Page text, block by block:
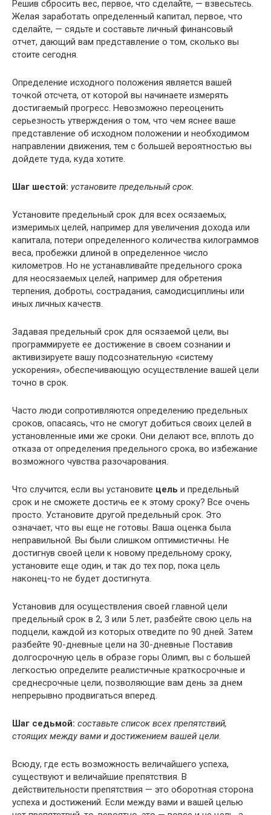
Решив сбросить вес, первое, что сделайте, — взвесьтесь.
Желая заработать определенный капитал, первое, что
сделайте, — сядьте и составьте личный финансовый
отчет, дающий вам представление о том, сколько вы
стоите сегодня.
Определение исходного положения является вашей
точкой отсчета, от которой вы начинаете измерять
достигаемый прогресс. Невозможно переоценить
серьезность утверждения о том, что чем яснее ваше
представление об исходном положении и необходимом
направлении движения, тем с большей вероятностью вы
дойдете туда, куда хотите.
Шаг шестой: установите предельный срок.
Установите предельный срок для всех осязаемых,
измеримых целей, например для увеличения дохода или
капитала, потери определенного количества килограммов
веса, пробежки длиной в определенное число
километров. Но не устанавливайте предельного срока
для неосязаемых целей, например для обретения
терпения, доброты, сострадания, самодисциплины или
иных личных качеств.
Задавая предельный срок для осязаемой цели, вы
программируете ее достижение в своем сознании и
активизируете вашу подсознательную «систему
ускорения», обеспечивающую осуществление вашей цели
точно в срок.
Часто люди сопротивляются определению предельных
сроков, опасаясь, что не смогут добиться своих целей в
установленные ими же сроки. Они делают все, вплоть до
отказа от определения предельного срока, во избежание
возможного чувства разочарования.
Что случится, если вы установите цель и предельный
срок и не сможете достичь ее к этому сроку? Все очень
просто. Установите другой предельный срок. Это
означает, что вы еще не готовы. Ваша оценка была
неправильной. Вы были слишком оптимистичны. Не
достигнув своей цели к новому предельному сроку,
установите еще один, и так до тех пор, пока цель
наконец-то не будет достигнута.
Установив для осуществления своей главной цели
предельный срок в 2, 3 или 5 лет, разбейте свою цель на
подцели, каждой из которых отведите по 90 дней. Затем
разбейте 90-дневные цели на 30-дневные Поставив
долгосрочную цель в образе горы Олимп, вы с большей
легкостью определите реалистичные краткосрочные и
среднесрочные цели, позволяющие вам день за днем
непрерывно продвигаться вперед.
Шаг седьмой: составьте список всех препятствий,
стоящих между вами и достижением вашей цели.
Всюду, где есть возможность величайшего успеха,
существуют и величайшие препятствия. В
действительности препятствия — это оборотная сторона
успеха и достижений. Если между вами и вашей целью